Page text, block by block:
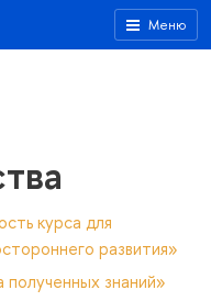
Меню
курса для
развития»
знаний»